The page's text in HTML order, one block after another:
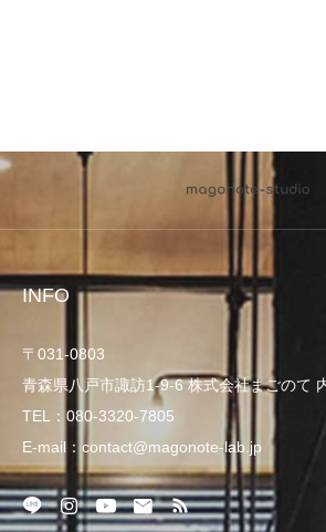
INFO
〒031-0803
青森県八戸市諏訪1-9-6 株式会社まごのて
TEL：080-3320-7805
E-mail：contact@magonote-lab.jp